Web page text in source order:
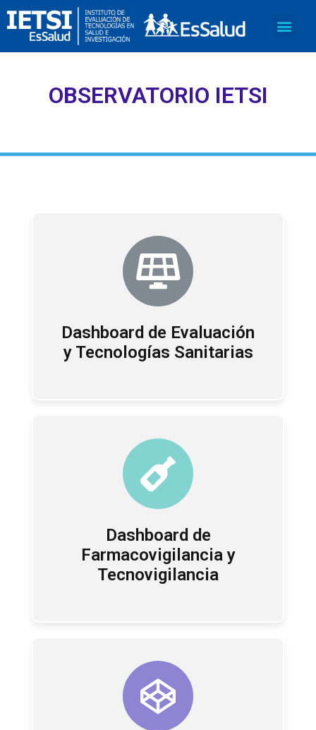
OBSERVATORIO IETSI
Dashboard de Evaluación
y Tecnologías Sanitarias
Dashboard de
Farmacovigilancia y
Tecnovigilancia